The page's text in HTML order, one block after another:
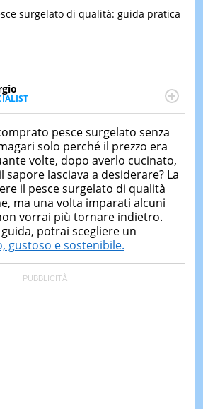
LE
DI
IERI
surgelato di qualità: guida pratica
un Master in Marketing Management
di contenuti in ottica SEO e
di strategie marketing attraverso
pesce surgelato senza
solo perché il prezzo era
volte, dopo averlo cucinato,
sapore lasciava a desiderare? La
il pesce surgelato di qualità
ma una volta imparati alcuni
vorrai più tornare indietro.
potrai scegliere un
gustoso e sostenibile.